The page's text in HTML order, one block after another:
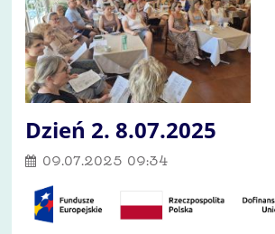
Dzień 2. 8.07.2025
09.07.2025 09:34